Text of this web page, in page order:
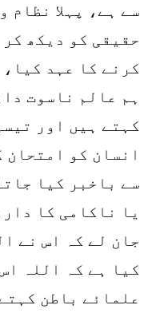
سے ہے، پہلا نظام
حقیقی کو دیکھ
کرنے کا عہد
ہم عالم ناسوت
کہتے ہیں اور
انسان کو
سے باخبر کیا
یا ناکامی کا
جان لے کہ اس نے
کیا ہے کہ اللہ
علمائے باطن